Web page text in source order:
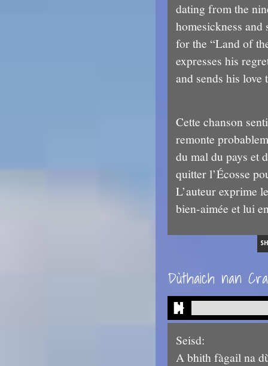
dating from the
homesickness and
for the “Land of
expresses his
and sends his love
Cette chanson
remonte
du mal du pays et
quitter l’Écosse
L’auteur exprime
bien-aimée et lui
Dùthaich nan
Seisd:
A bhith fàgail na